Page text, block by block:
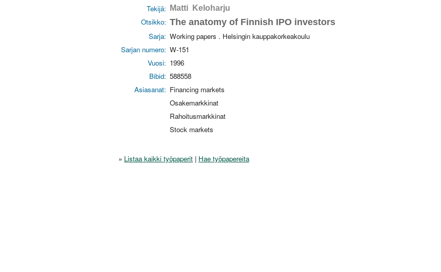
Tekijä: Matti Keloharju
Otsikko: The anatomy of Finnish IPO investors
Sarja: Working papers . Helsingin kauppakorkeakoulu
Sarjan numero: W-151
Vuosi: 1996
Bibid: 588558
Asiasanat: Financing markets
Osakemarkkinat
Rahoitusmarkkinat
Stock markets
» Listaa kaikki työpaperit | Hae työpapereita